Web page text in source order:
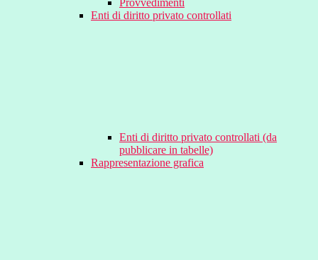
Provvedimenti
Enti di diritto privato controllati
Enti di diritto privato controllati (da
pubblicare in tabelle)
Rappresentazione grafica